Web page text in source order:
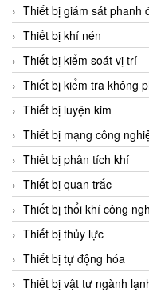
Chromalox
ChuanYi
CIC
Clage
Clake Fololo
Clark Cooper
CMC Ventilazione
Coax Valves Inc
Codel
Cofimco
Coltraco
Comat Releco
Thiết bị giám sát phanh
Thiết bị khí nén
Thiết bị kiểm soát vị trí
Thiết bị kiểm tra không
Thiết bị luyện kim
Thiết bị mạng công
Thiết bị phân tích khí
Thiết bị quan trắc
Thiết bị thổi khí công
Thiết bị thủy lực
Thiết bị tự động hóa
Thiết bị vật tư ngành